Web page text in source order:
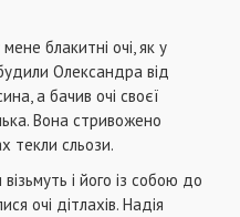
блакитні очі, як у
Олександра від
а бачив очі своєї
Вона стривожено
текли сльози.
і його із собою до
очі дітлахів. Надія